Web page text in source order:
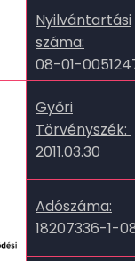
Nyilvántartási
száma:
08-01-
Győri
Törvényszék:
2011.03.30
Adószáma:
18207336-1-